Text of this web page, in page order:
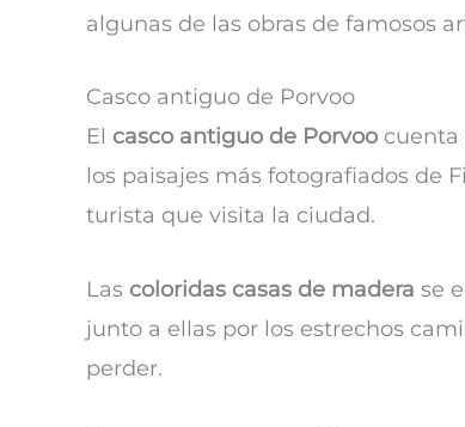
algunas de las obras de famosos
Casco antiguo de Porvoo
El casco antiguo de Porvoo cuenta
los paisajes más fotografiados de
turista que visita la ciudad.
Las coloridas casas de madera se
junto a ellas por los estrechos
perder.